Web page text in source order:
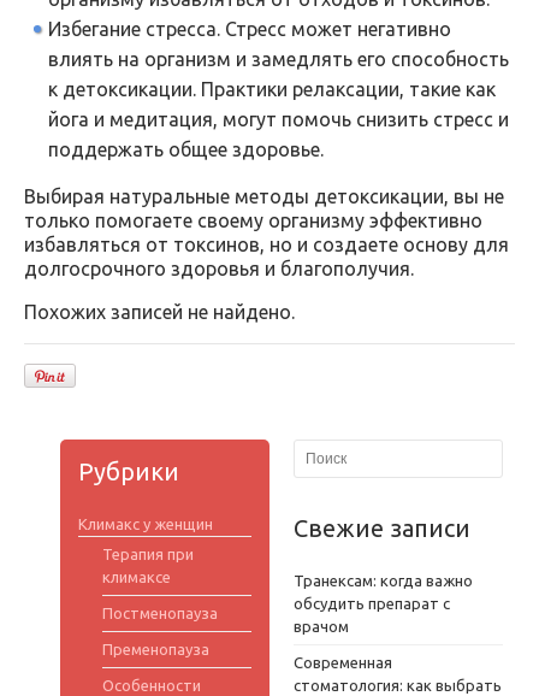
Избегание стресса. Стресс может негативно
влиять на организм и замедлять его способность
к детоксикации. Практики релаксации, такие как
йога и медитация, могут помочь снизить стресс и
поддержать общее здоровье.
Выбирая натуральные методы детоксикации, вы не
только помогаете своему организму эффективно
избавляться от токсинов, но и создаете основу для
долгосрочного здоровья и благополучия.
Похожих записей не найдено.
Рубрики
Климакс у женщин
Терапия при
климаксе
Постменопауза
Пременопауза
Особенности
Свежие записи
Транексам: когда важно
обсудить препарат с
врачом
Современная
стоматология: как выбрать